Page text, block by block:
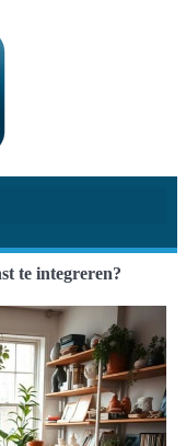
te integreren?